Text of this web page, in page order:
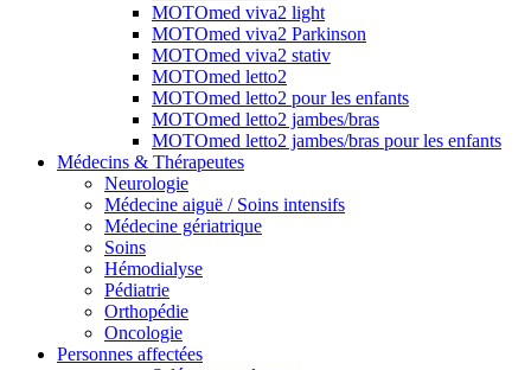
MOTOmed viva2 light
MOTOmed viva2 Parkinson
MOTOmed viva2 stativ
MOTOmed letto2
MOTOmed letto2 pour les enfants
MOTOmed letto2 jambes/bras
MOTOmed letto2 jambes/bras pour les enfants
Médecins & Thérapeutes
Neurologie
Médecine aiguë / Soins intensifs
Médecine gériatrique
Soins
Hémodialyse
Pédiatrie
Orthopédie
Oncologie
Personnes affectées